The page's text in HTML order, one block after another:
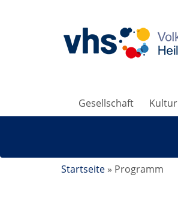
Gesellschaft Kultur
Startseite » Programm